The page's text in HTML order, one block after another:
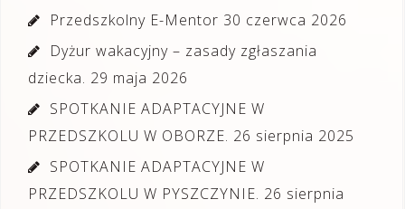
Przedszkolny E-Mentor 30 czerwca 2026
Dyżur wakacyjny – zasady zgłaszania
dziecka. 29 maja 2026
SPOTKANIE ADAPTACYJNE W
PRZEDSZKOLU W OBORZE. 26 sierpnia 2025
SPOTKANIE ADAPTACYJNE W
PRZEDSZKOLU W PYSZCZYNIE. 26 sierpnia